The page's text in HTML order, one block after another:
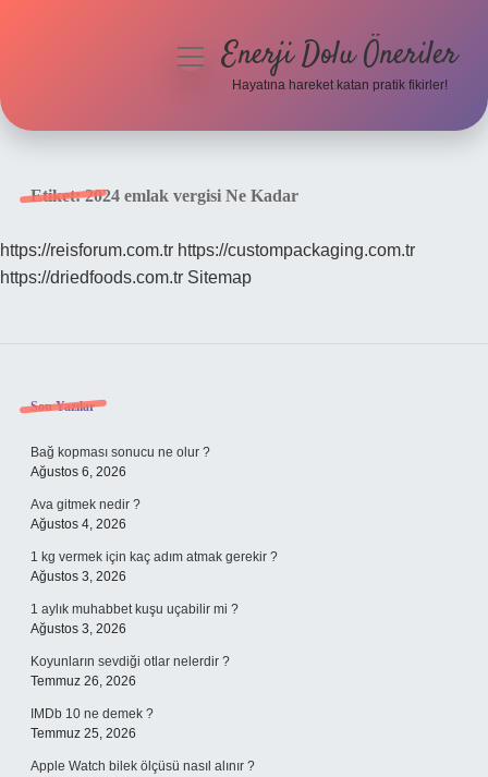
Hakkımızda
menüyüEnerji Dolu Öneriler
Hayatına hareket katan pratik fikirler!
Etiket:2024 emlak vergisi Ne Kadar
https://reisforum.com.tr https://custompackaging.com.tr
https://driedfoods.com.tr Sitemap
Sidebar
Son Yazılar
Bağ kopması sonucu ne olur ?
Ağustos 6, 2026
Ava gitmek nedir ?
Ağustos 4, 2026
1 kg vermek için kaç adım atmak gerekir ?
Ağustos 3, 2026
1 aylık muhabbet kuşu uçabilir mi ?
Ağustos 3, 2026
Koyunların sevdiği otlar nelerdir ?
Temmuz 26, 2026
IMDb 10 ne demek ?
Temmuz 25, 2026
Apple Watch bilek ölçüsü nasıl alınır ?